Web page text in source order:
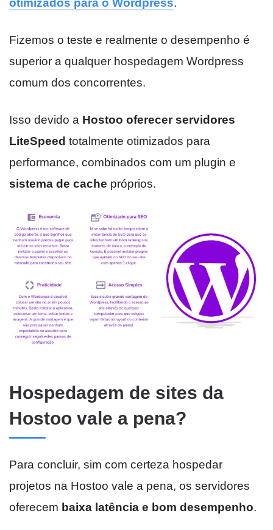
otimizados para o Wordpress.
Fizemos o teste e realmente o desempenho é
superior a qualquer hospedagem Wordpress
comum dos concorrentes.
Isso devido a Hostoo oferecer servidores
LiteSpeed totalmente otimizados para
performance, combinados com um plugin e
sistema de cache próprios.
Hospedagem de sites da
Hostoo vale a pena?
Para concluir, sim com certeza hospedar
projetos na Hostoo vale a pena, os servidores
oferecem baixa latência e bom desempenho.